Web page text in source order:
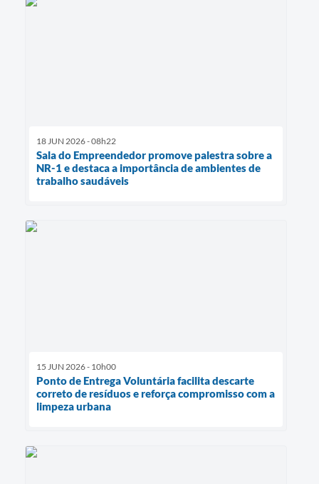
18 JUN 2026 - 08h22
Sala do Empreendedor promove palestra sobre a
NR-1 e destaca a importância de ambientes de
trabalho saudáveis
15 JUN 2026 - 10h00
Ponto de Entrega Voluntária facilita descarte
correto de resíduos e reforça compromisso com a
limpeza urbana